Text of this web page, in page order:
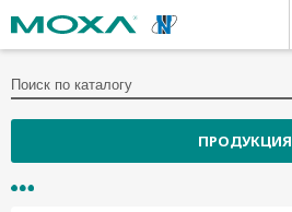
ПРОДУКЦИЯ